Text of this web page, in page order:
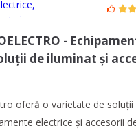
-
de iluminat şi
oferă o varietate de soluţii
electrice şi accesorii